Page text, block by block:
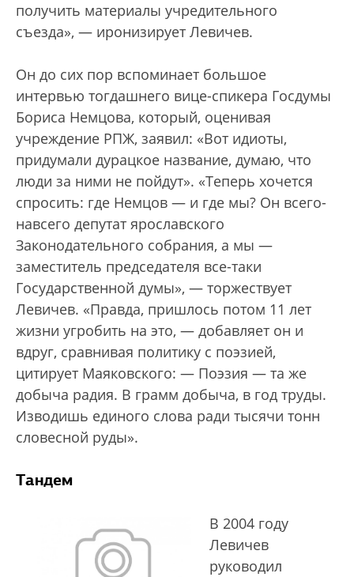
получить материалы учредительного
съезда», — иронизирует Левичев.
Он до сих пор вспоминает большое
интервью тогдашнего вице-спикера Госдумы
Бориса Немцова, который, оценивая
учреждение РПЖ, заявил: «Вот идиоты,
придумали дурацкое название, думаю, что
люди за ними не пойдут». «Теперь хочется
спросить: где Немцов — и где мы? Он всего-
навсего депутат ярославского
Законодательного собрания, а мы —
заместитель председателя все-таки
Государственной думы», — торжествует
Левичев. «Правда, пришлось потом 11 лет
жизни угробить на это, — добавляет он и
вдруг, сравнивая политику с поэзией,
цитирует Маяковского: — Поэзия — та же
добыча радия. В грамм добыча, в год труды.
Изводишь единого слова ради тысячи тонн
словесной руды».
Тандем
В 2004 году
Левичев
руководил